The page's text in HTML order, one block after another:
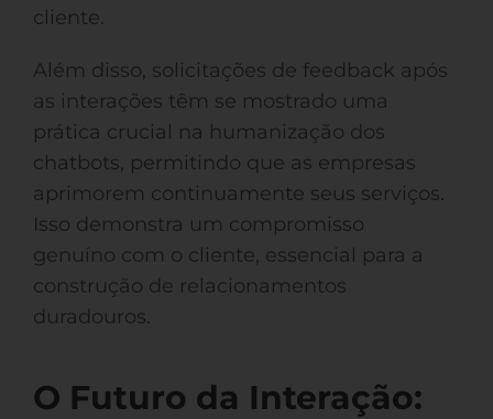
cliente.
Além disso, solicitações de feedback após
as interações têm se mostrado uma
prática crucial na humanização dos
chatbots, permitindo que as empresas
aprimorem continuamente seus serviços.
Isso demonstra um compromisso
genuíno com o cliente, essencial para a
construção de relacionamentos
duradouros.
O Futuro da Interação: